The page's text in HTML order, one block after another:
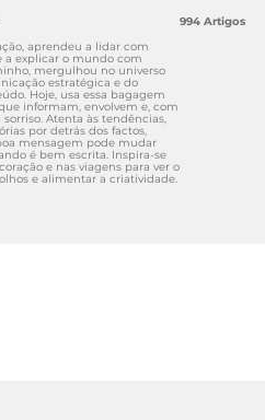
estrutura-
(2026).Cordoaria
Solutions Porto.
en/nbs/cor
aprendeu a lidar com
a explicar o mundo com
mergulhou no universo
estratégica e do
Hoje, usa essa bagagem
informam, envolvem e, com
Atenta às tendências,
por detrás dos factos,
mensagem pode mudar
é bem escrita. Inspira-se
e nas viagens para ver o
e alimentar a criatividade.
994 Artigos